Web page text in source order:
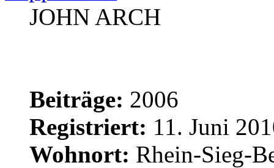
JOHN ARCH
Beiträge: 2006
Registriert: 11. Juni
Wohnort: Rhein-Sieg-